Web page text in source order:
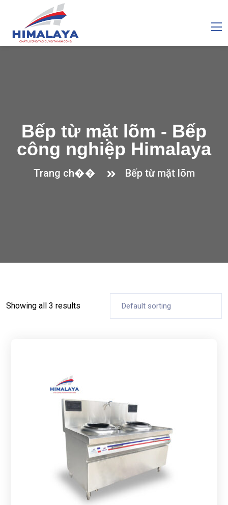
Bếp từ mặt lõm - Bếp
công nghiệp Himalaya
Trang ch�� Bếp từ mặt lõm
Showing all 3 results